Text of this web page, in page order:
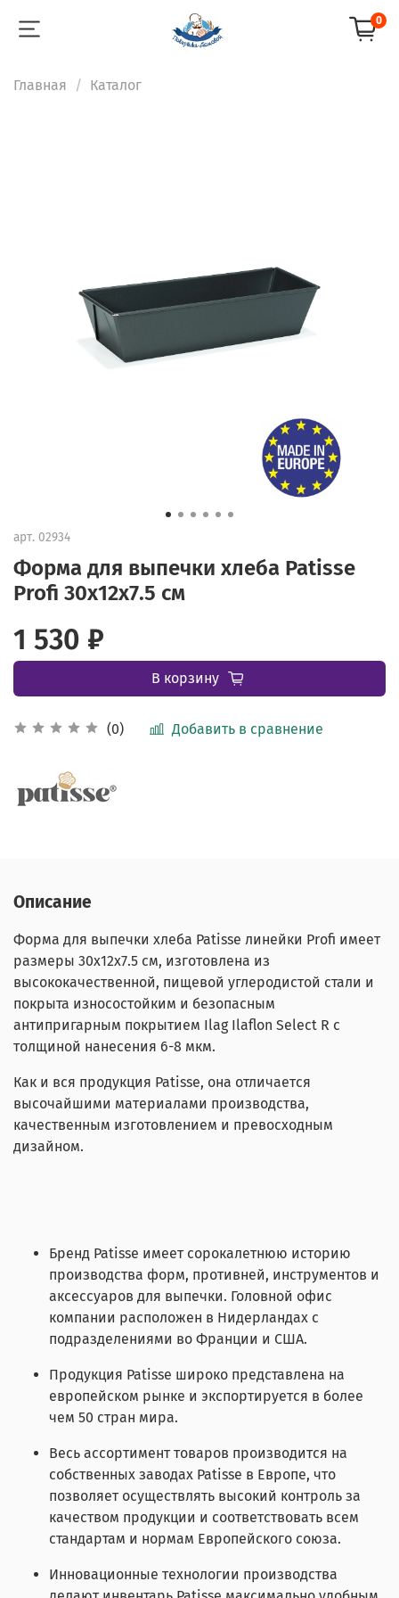
0
Главная Каталог
арт. 02934
Форма для выпечки хлеба Patisse
Profi 30х12х7.5 см
(0) Добавить в сравнение
1 530 ₽
В корзину
Описание
Форма для выпечки хлеба Patisse линейки Profi имеет
размеры 30х12х7.5 см, изготовлена из
высококачественной, пищевой углеродистой стали и
покрыта износостойким и безопасным
антипригарным покрытием Ilag Ilaflon Select R с
толщиной нанесения 6-8 мкм.
Как и вся продукция Patisse, она отличается
высочайшими материалами производства,
качественным изготовлением и превосходным
дизайном.
Бренд Patisse имеет сорокалетнюю историю
производства форм, противней, инструментов и
аксессуаров для выпечки. Головной офис
компании расположен в Нидерландах с
подразделениями во Франции и США.
Продукция Patisse широко представлена на
европейском рынке и экспортируется в более
чем 50 стран мира.
Весь ассортимент товаров производится на
собственных заводах Patisse в Европе, что
позволяет осуществлять высокий контроль за
качеством продукции и соответствовать всем
стандартам и нормам Европейского союза.
Инновационные технологии производства